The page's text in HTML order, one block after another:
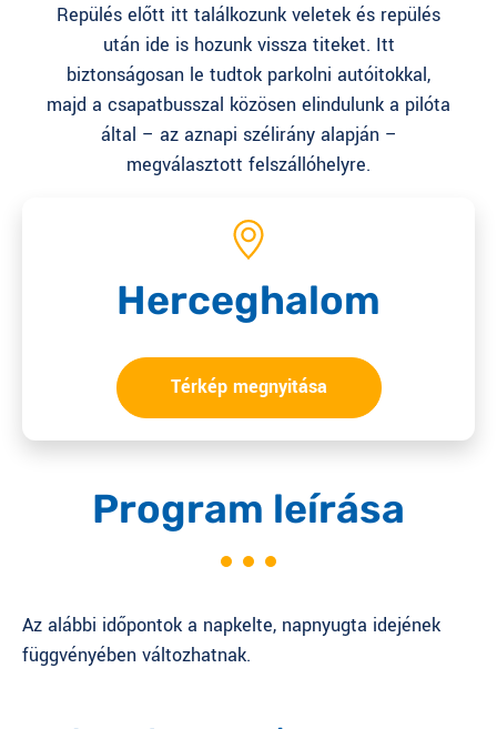
Repülés előtt itt találkozunk veletek és repülés
után ide is hozunk vissza titeket. Itt
biztonságosan le tudtok parkolni autóitokkal,
majd a csapatbusszal közösen elindulunk a pilóta
által – az aznapi szélirány alapján –
megválasztott felszállóhelyre.
Herceghalom
Térkép megnyitása
Program leírása
Az alábbi időpontok a napkelte, napnyugta idejének
függvényében változhatnak.